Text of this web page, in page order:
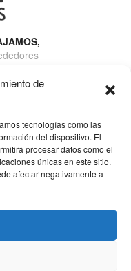
de
tecnologías como las
del dispositivo. El
procesar datos como el
únicas en este sitio.
afectar negativamente a
a
Fondos Next Generation
y resiliencia.